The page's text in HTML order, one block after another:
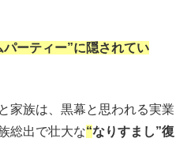
パーティー”に隠されてい
家族は、黒幕と思われる実業
総出で壮大な“なりすまし”復